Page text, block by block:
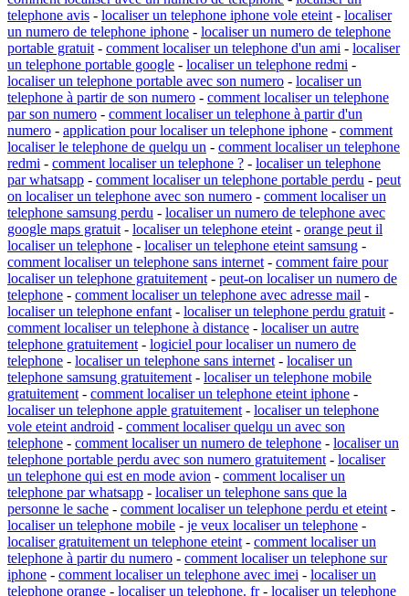
telephone avis - localiser un telephone iphone vole eteint - localiser
un numero de telephone iphone - localiser un numero de telephone
portable gratuit - comment localiser un telephone d'un ami - localiser
un telephone portable google - localiser un telephone redmi -
localiser un telephone portable avec son numero - localiser un
telephone à partir de son numero - comment localiser un telephone
par son numero - comment localiser un telephone à partir d'un
numero - application pour localiser un telephone iphone - comment
localiser le telephone de quelqu un - comment localiser un telephone
redmi - comment localiser un telephone ? - localiser un telephone
par whatsapp - comment localiser un telephone portable perdu - peut
on localiser un telephone avec son numero - comment localiser un
telephone samsung perdu - localiser un numero de telephone avec
google maps gratuit - localiser un telephone eteint - orange peut il
localiser un telephone - localiser un telephone eteint samsung -
comment localiser un telephone sans internet - comment faire pour
localiser un telephone gratuitement - peut-on localiser un numero de
telephone - comment localiser un telephone avec adresse mail -
localiser un telephone enfant - localiser un telephone perdu gratuit -
comment localiser un telephone à distance - localiser un autre
telephone gratuitement - logiciel pour localiser un numero de
telephone - localiser un telephone sans internet - localiser un
telephone samsung gratuitement - localiser un telephone mobile
gratuitement - comment localiser un telephone eteint iphone -
localiser un telephone apple gratuitement - localiser un telephone
vole eteint android - comment localiser quelqu un avec son
telephone - comment localiser un numero de telephone - localiser un
telephone portable perdu avec son numero gratuitement - localiser
un telephone qui est en mode avion - comment localiser un
telephone par whatsapp - localiser un telephone sans que la
personne le sache - comment localiser un telephone perdu et eteint -
localiser un telephone mobile - je veux localiser un telephone -
localiser gratuitement un telephone eteint - comment localiser un
telephone à partir du numero - comment localiser un telephone sur
iphone - comment localiser un telephone avec imei - localiser un
telephone orange - localiser un telephone. fr- localiser un telephone